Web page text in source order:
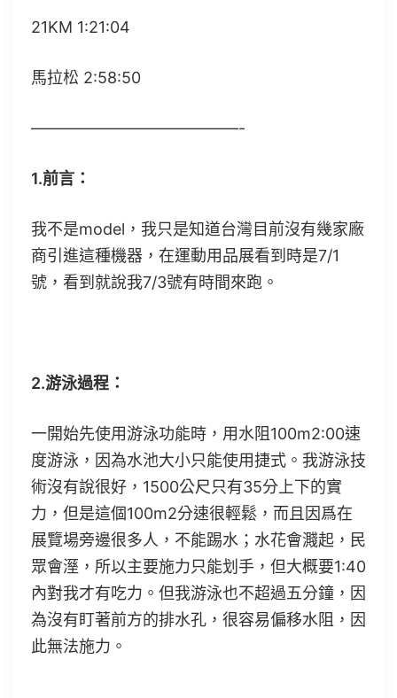
21KM 1:21:04
馬拉松 2:58:50
—————————————-
1.前言：
我不是model，我只是知道台灣目前沒有幾家廠
商引進這種機器，在運動用品展看到時是7/1
號，看到就說我7/3號有時間來跑。
2.游泳過程：
一開始先使用游泳功能時，用水阻100m2:00速
度游泳，因為水池大小只能使用捷式。我游泳技
術沒有說很好，1500公尺只有35分上下的實
力，但是這個100m2分速很輕鬆，而且因爲在
展覽場旁邊很多人，不能踢水；水花會濺起，民
眾會溼，所以主要施力只能划手，但大概要1:40
內對我才有吃力。但我游泳也不超過五分鐘，因
為沒有盯著前方的排水孔，很容易偏移水阻，因
此無法施力。